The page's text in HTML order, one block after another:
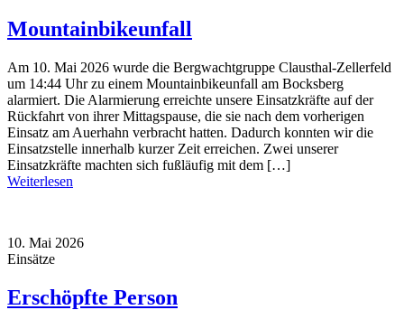
Mountainbikeunfall
Am 10. Mai 2026 wurde die Bergwachtgruppe Clausthal-Zellerfeld
um 14:44 Uhr zu einem Mountainbikeunfall am Bocksberg
alarmiert. Die Alarmierung erreichte unsere Einsatzkräfte auf der
Rückfahrt von ihrer Mittagspause, die sie nach dem vorherigen
Einsatz am Auerhahn verbracht hatten. Dadurch konnten wir die
Einsatzstelle innerhalb kurzer Zeit erreichen. Zwei unserer
Einsatzkräfte machten sich fußläufig mit dem […]
Weiterlesen
10. Mai 2026
Einsätze
Erschöpfte Person